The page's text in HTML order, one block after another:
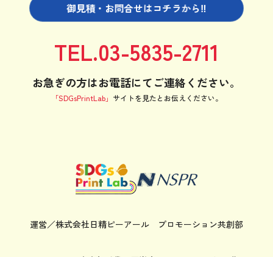
御見積・お問合せはコチラから‼
お急ぎの方はお電話にてご連絡ください。
TEL.03-5835-2711
「SDGsPrintLab」 サイトを見たと お伝えください。
運営／株式会社日精ピーアール プロモーション共創部